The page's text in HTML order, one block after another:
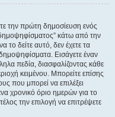
την πρώτη δημοσίευση ενός
κάτω από την
το δείτε αυτό, δεν έχετε τα
Εισάγετε έναν
πεδία, διασφαλίζοντας κάθε
κειμένου. Μπορείτε επίσης
που μπορεί να επιλέξει
χρονικό όριο ημερών για το
την επιλογή να επιτρέψετε